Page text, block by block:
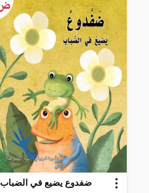
ضفدوع يضيع في الضباب